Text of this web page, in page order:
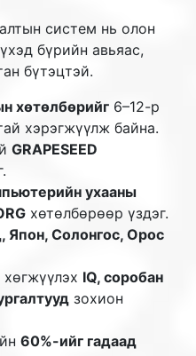
систем нь олон
бүрийн авьяас,
бүтэцтэй.
хөтөлбөрийг 6–12-р
хэрэгжүүлж байна.
GRAPESEED
ухааны
хөтөлбөрөөр үздэг.
Япон, Солонгос, Орос
IQ, соробан
зохион
60%-ийг гадаад